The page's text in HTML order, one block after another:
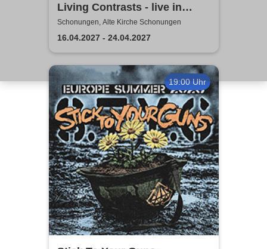
Living Contrasts - live in
concert 2027
Schonungen, Alte Kirche Schonungen
16.04.2027 - 24.04.2027
19:00 Uhr